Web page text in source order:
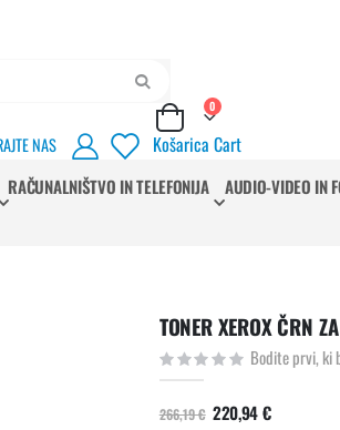
NAS
Cart
0izdelki
Košarica Cart
RAČUNALNIŠTVO IN TELEFONIJA AUDIO-VIDEO IN
TONER XEROX ČRN
Bodite prvi, ki
266,19 € 220,94 €